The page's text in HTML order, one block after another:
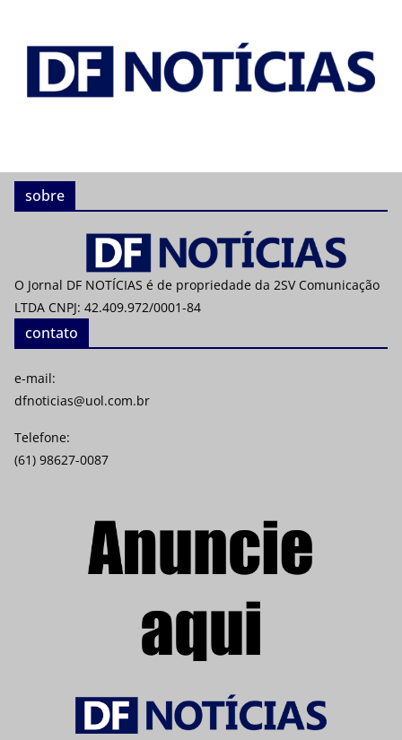
sobre
O Jornal DF NOTÍCIAS é de propriedade da 2SV Comunicação
LTDA CNPJ: 42.409.972/0001-84
contato
e-mail:
dfnoticias@uol.com.br
Telefone:
(61) 98627-0087